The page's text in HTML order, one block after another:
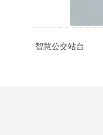
智慧公交站台